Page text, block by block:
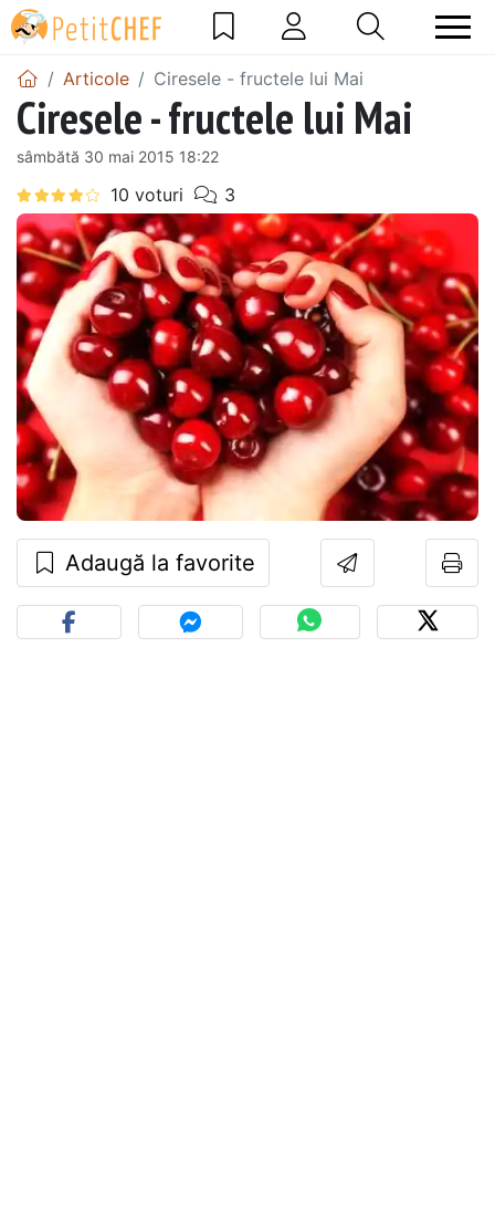
Articole Ciresele - fructele lui Mai
Ciresele - fructele lui Mai
sâmbătă 30 mai 2015 18:22
Adaugă la favorite